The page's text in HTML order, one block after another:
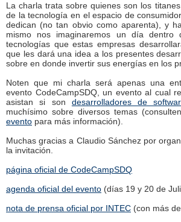
La charla trata sobre quienes son los
de la tecnología en el espacio de
dedican (no tan obvio como aparenta), y
mismo nos imaginaremos un día
tecnologías que estas empresas
que les dará una idea a los presentes
sobre en donde invertir sus energías en los
Noten que mi charla será apenas una
evento CodeCampSDQ, un evento al cual
asistan si son desarrolladores de
muchísimo sobre diversos temas (consulten
evento para más información).
Muchas gracias a Claudio Sánchez por
la invitación.
página oficial de CodeCampSDQ
agenda oficial del evento (días 19 y 20 de
nota de prensa oficial por INTEC (con más